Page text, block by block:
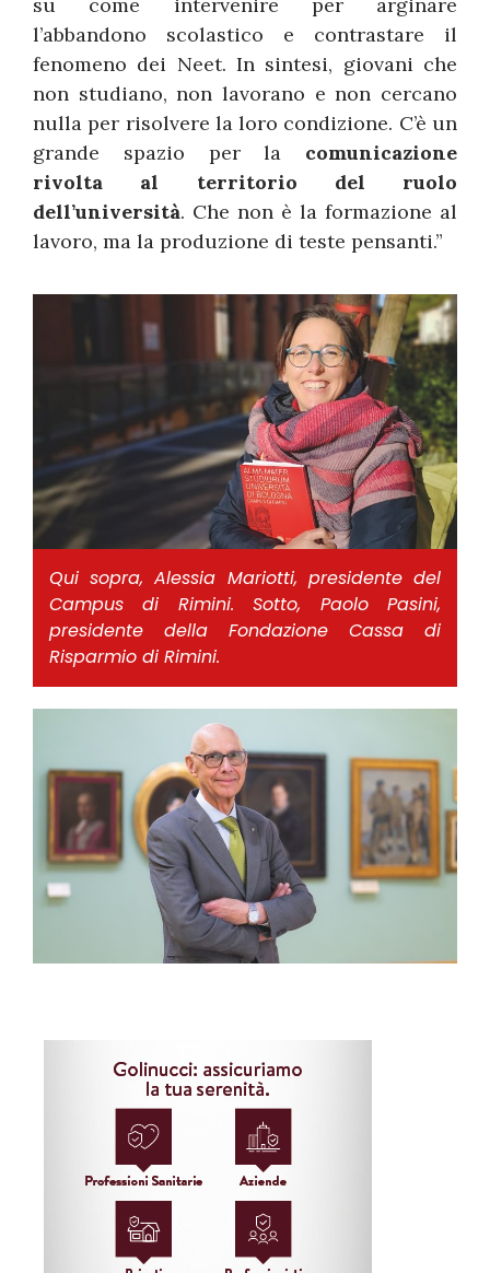
su come intervenire per arginare
l’abbandono scolastico e contrastare il
fenomeno dei Neet. In sintesi, giovani che
non studiano, non lavorano e non cercano
nulla per risolvere la loro condizione. C’è un
grande spazio per la comunicazione
rivolta al territorio del ruolo
dell’università. Che non è la formazione al
lavoro, ma la produzione di teste pensanti.”
Qui sopra, Alessia Mariotti, presidente del
Campus di Rimini. Sotto, Paolo Pasini,
presidente della Fondazione Cassa di
Risparmio di Rimini.